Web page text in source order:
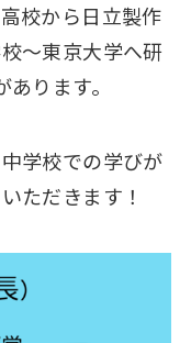
校から日立製作
～東京大学へ研
ります。
学校での学びが
ただきます！